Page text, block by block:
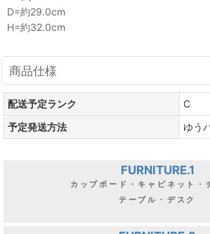
D=約29.0cm
H=約32.0cm
商品仕様
配送予定ランク
C
予定発送方法
ゆう
FURNITURE.1
カップボード・キャビネット・
テーブル・デスク